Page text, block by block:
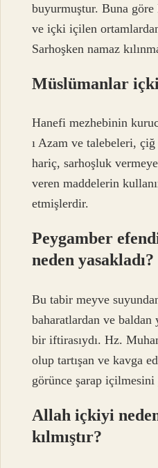
buyurmuştur. Buna
ve içki içilen
Sarhoşken namaz
Müslümanlar
Hanefi mezhebinin
ı Azam ve talebeleri,
hariç, sarhoşluk
veren maddelerin
etmişlerdir.
Peygamber
neden yasakladı?
Bu tabir meyve
baharatlardan ve baldan
bir iftirasıydı. Hz.
olup tartışan ve kavga
görünce şarap içilmesini
Allah içkiyi
kılmıştır?